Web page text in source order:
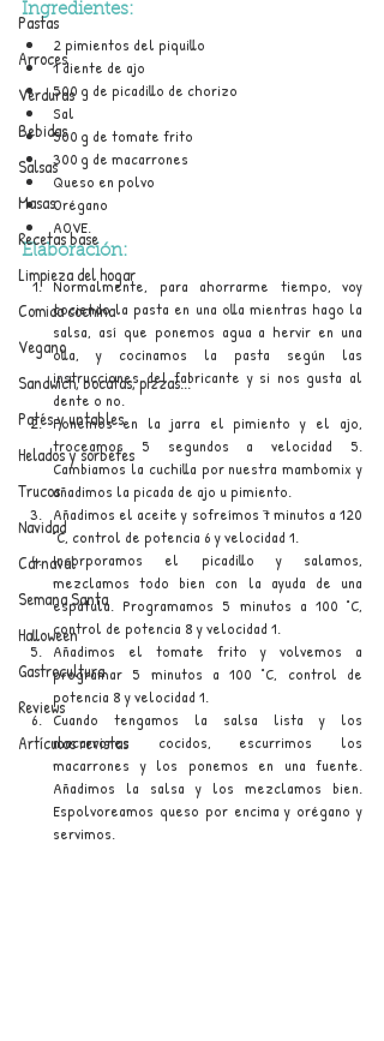
Pastas
Arroces
Verduras
Bebidas
Salsas
Masas
Recetas base
Limpieza del hogar
Comida cochina
Vegano
Sandwich, bocatas, pizzas...
Patés y untables
Helados y sorbetes
Trucos
Navidad
Carnaval
Semana Santa
Halloween
Gastrocultura
Reviews
Artículos revistas
Ingredientes:
2 pimientos del piquillo
1 diente de ajo
500 g de picadillo de chorizo
Sal
500 g de tomate frito
300 g de macarrones
Queso en polvo
Orégano
AOVE.
Elaboración:
Normalmente, para ahorrarme tiempo, voy
cociendo la pasta en una olla mientras hago la
salsa, así que ponemos agua a hervir en una
olla, y cocinamos la pasta según las
instrucciones del fabricante y si nos gusta al
dente o no.
Ponemos en la jarra el pimiento y el ajo,
troceamos 5 segundos a velocidad 5.
Cambiamos la cuchilla por nuestra mambomix y
añadimos la picada de ajo u pimiento.
Añadimos el aceite y sofreímos 7 minutos a 120
°C, control de potencia 6 y velocidad 1.
Incorporamos el picadillo y salamos,
mezclamos todo bien con la ayuda de una
espátula. Programamos 5 minutos a 100 °C,
control de potencia 8 y velocidad 1.
Añadimos el tomate frito y volvemos a
programar 5 minutos a 100 °C, control de
potencia 8 y velocidad 1.
Cuando tengamos la salsa lista y los
macarrones cocidos, escurrimos los
macarrones y los ponemos en una fuente.
Añadimos la salsa y los mezclamos bien.
Espolvoreamos queso por encima y orégano y
servimos.